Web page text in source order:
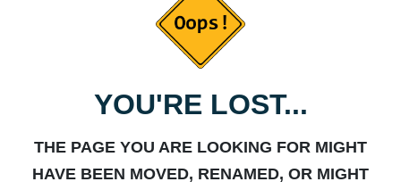
YOU'RE LOST...
THE PAGE YOU ARE LOOKING FOR MIGHT
HAVE BEEN MOVED, RENAMED, OR MIGHT